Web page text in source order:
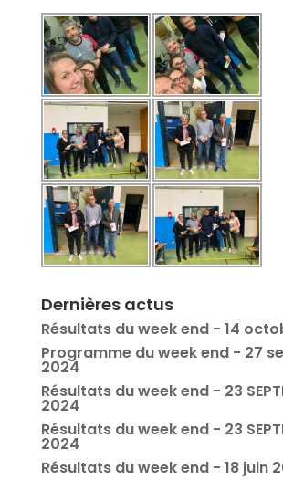
Dernières actus
Résultats du week end - 14
Programme du week end - 27
2024
Résultats du week end - 23
2024
Résultats du week end - 23
2024
Résultats du week end - 18 juin